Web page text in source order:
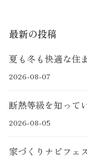
最新の投稿
夏も冬も快適な住
2026-08-07
断熱等級を知って
2026-08-05
家づくりナビフェ